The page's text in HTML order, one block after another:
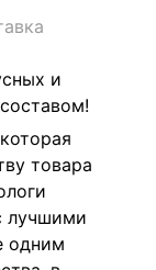
и
товара
лучшими
одним